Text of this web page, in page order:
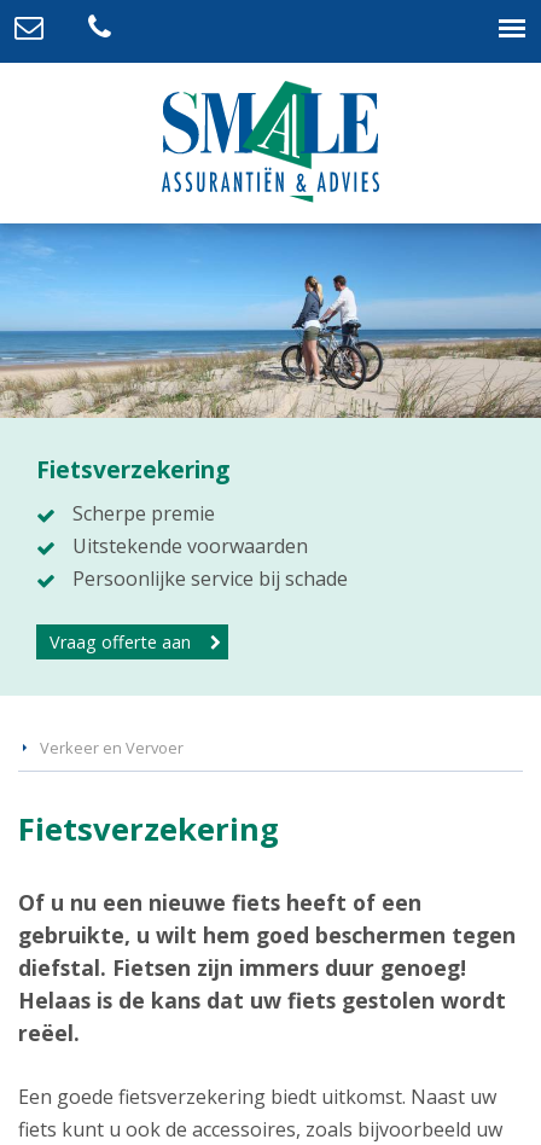
Fietsverzekering
Scherpe premie
Uitstekende voorwaarden
Persoonlijke service bij schade
Vraag offerte aan
Verkeer en Vervoer
Fietsverzekering
Of u nu een nieuwe fiets heeft of een
gebruikte, u wilt hem goed beschermen tegen
diefstal. Fietsen zijn immers duur genoeg!
Helaas is de kans dat uw fiets gestolen wordt
reëel.
Een goede fietsverzekering biedt uitkomst. Naast uw
fiets kunt u ook de accessoires, zoals bijvoorbeeld uw